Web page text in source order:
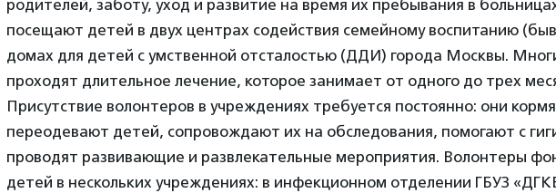
родителей, заботу, уход и развитие на время их пребывания в
посещают детей в двух центрах содействия семейному воспитанию
домах для детей с умственной отсталостью (ДДИ) города Москвы.
проходят длительное лечение, которое занимает от одного до трех
Присутствие волонтеров в учреждениях требуется постоянно: они
переодевают детей, сопровождают их на обследования, помогают с
проводят развивающие и развлекательные мероприятия. Волонтеры
детей в нескольких учреждениях: в инфекционном отделении ГБУЗ